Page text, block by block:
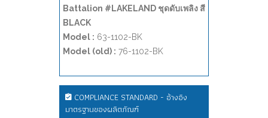
Battalion #LAKELAND ชุดดับเพลิง สี
BLACK
Model : 63-1102-BK
Model (old) : 76-1102-BK
COMPLIANCE STANDARD - อ้างอิง
มาตรฐานของผลิตภัณฑ์